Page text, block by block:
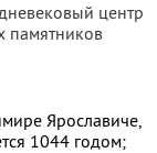
центр
памятников
Ярославиче,
1044 годом;